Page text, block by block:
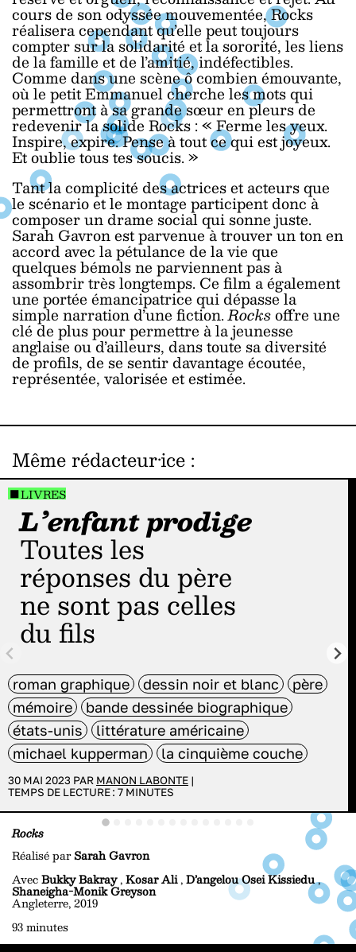
cours de son odyssée mouvementée, Rocks
réalisera cependant qu’elle peut toujours
compter sur la solidarité et la sororité, les liens
de la famille et de l’amitié, indéfectibles.
Comme dans une scène ô combien émouvante,
où le petit Emmanuel cherche les mots qui
permettront à sa grande sœur en pleurs de
redevenir la solide Rocks : « Ferme les yeux.
Inspire, expire. Pense à tout ce qui est joyeux.
Et oublie tous tes soucis. »
Tant la complicité des actrices et acteurs que
le scénario et le montage participent donc à
composer un drame social qui sonne juste.
Sarah Gavron est parvenue à trouver un ton en
accord avec la pétulance de la vie que
quelques bémols ne parviennent pas à
assombrir très longtemps. Ce film a également
une portée émancipatrice qui dépasse la
simple narration d’une fiction.Rocksoffre une
clé de plus pour permettre à la jeunesse
anglaise ou d’ailleurs, dans toute sa diversité
de profils, de se sentir davantage écoutée,
représentée, valorisée et estimée.
Même rédacteur·ice :
LIVRES
L’enfant prodige
Toutes les
réponses du père
ne sont pas celles
du fils
roman graphique dessin noir et blanc
père
mémoire
bande dessinée biographique
états-unis
littérature américaine
michael kupperman
la cinquième couche
30 MAI 2023 PAR MANON LABONTE |
TEMPS DE LECTURE : 7 MINUTES
Rocks
Réalisé parSarah Gavron
AvecBukky Bakray,Kosar Ali,D’angelou Osei Kissiedu,
Shaneigha-Monik Greyson
Angleterre, 2019
93 minutes